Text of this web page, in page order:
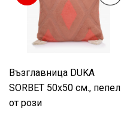
Възглавница DUKA
SORBET 50x50 см., пепел
от рози